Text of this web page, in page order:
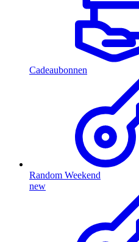
Cadeaubonnen
Random Weekend
new